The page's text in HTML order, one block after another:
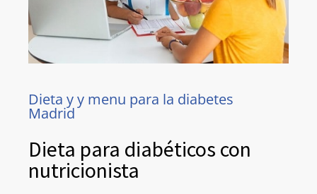
Dieta y y menu para la diabetes
Madrid
Dieta para diabéticos con
nutricionista